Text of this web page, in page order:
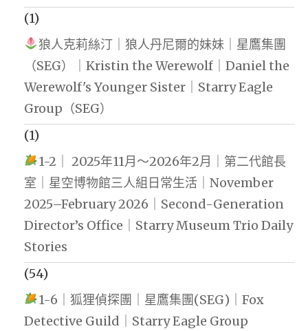
(1)
狼人克莉絲汀｜狼人丹尼爾的妹妹｜星鷹集團
（SEG）｜Kristin the Werewolf｜Daniel the
Werewolf's Younger Sister｜Starry Eagle
Group（SEG）
(1)
1-2｜ 2025年11月～2026年2月｜第二代館長
室｜星空博物館三人組日常生活｜November
2025–February 2026｜Second-Generation
Director’s Office｜Starry Museum Trio Daily
Stories
(54)
1-6｜狐狸偵探團｜星鷹集團(SEG)｜Fox
Detective Guild｜Starry Eagle Group